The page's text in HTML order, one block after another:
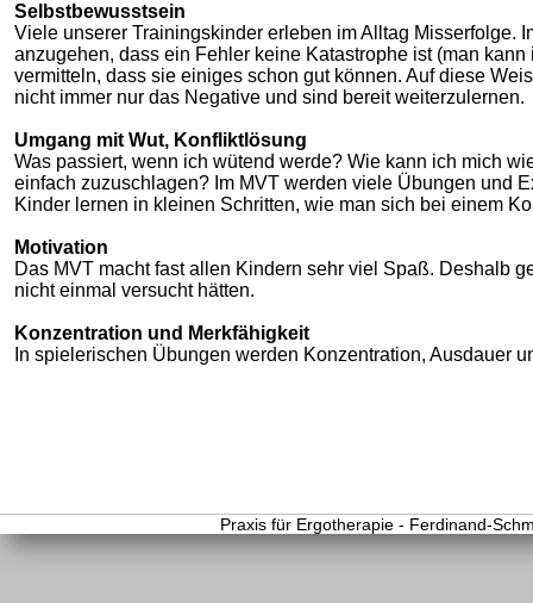
Selbstbewusstsein
Viele unserer Trainingskinder erleben im Alltag Misserfolge.
anzugehen, dass ein Fehler keine Katastrophe ist (man
vermitteln, dass sie einiges schon gut können. Auf diese
nicht immer nur das Negative und sind bereit weiterzulernen.
Umgang mit Wut, Konfliktlösung
Was passiert, wenn ich wütend werde? Wie kann ich mich
einfach zuzuschlagen? Im MVT werden viele Übungen und
Kinder lernen in kleinen Schritten, wie man sich bei einem
Motivation
Das MVT macht fast allen Kindern sehr viel Spaß. Deshalb
nicht einmal versucht hätten.
Konzentration und Merkfähigkeit
In spielerischen Übungen werden Konzentration, Ausdauer
Praxis für Ergotherapie - Ferdinand-